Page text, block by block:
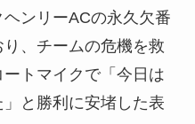
ンリーACの永久欠番
、チームの危機を救
トマイクで「今日は
と勝利に安堵した表